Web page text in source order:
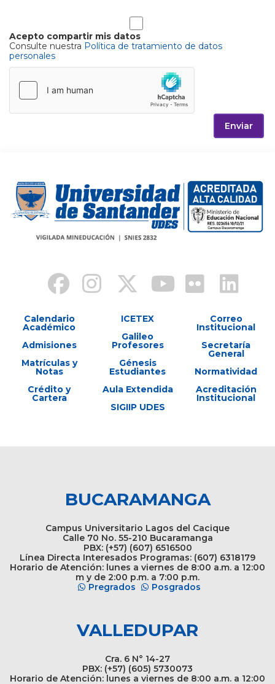
Acepto compartir mis datos
Consulte nuestra Política de tratamiento de datos
personales
Enviar
Calendario
Académico
Admisiones
Matrículas y
Notas
Crédito y
Cartera
ICETEX
Galileo
Profesores
Génesis
Estudiantes
Aula Extendida
SIGIIP UDES
Correo
Institucional
Secretaría
General
Normatividad
Acreditación
Institucional
BUCARAMANGA
Campus Universitario Lagos del Cacique
Calle 70 No. 55-210 Bucaramanga
PBX: (+57) (607) 6516500
Línea Directa Interesados Programas: (607) 6318179
Horario de Atención: lunes a viernes de 8:00 a.m. a 12:00
m y de 2:00 p.m. a 7:00 p.m.
Pregrados
Posgrados
VALLEDUPAR
Cra. 6 N° 14-27
PBX: (+57) (605) 5730073
Horario de Atención: lunes a viernes de 8:00 a.m. a 12:00